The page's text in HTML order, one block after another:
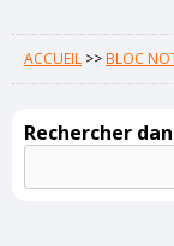
ACCUEIL >>BLOC
Rechercher